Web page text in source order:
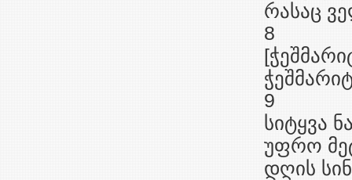
რასაც
8
9
სიტყვა
უფრო
დღის